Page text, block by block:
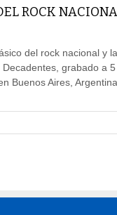
ROCK
del rock nacional y
grabado a
Buenos Aires,